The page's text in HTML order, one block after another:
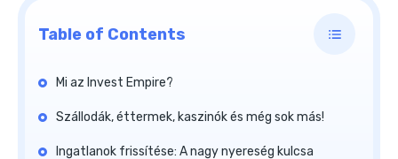
Table of Contents
Mi az Invest Empire?
Szállodák, éttermek, kaszinók és még sok más!
Ingatlanok frissítése: A nagy nyereség kulcsa